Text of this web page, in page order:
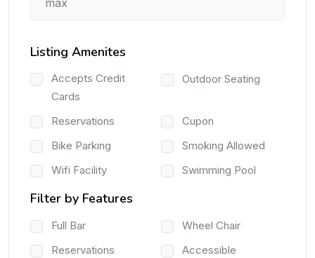
Listing Amenites
Accepts Credit
Cards
Outdoor Seating
Reservations
Cupon
Bike Parking
Smoking Allowed
Wifi Facility
Swimming Pool
Filter by Features
Full Bar
Wheel Chair
Reservations
Accessible